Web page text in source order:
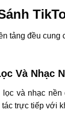
tảng đều
Và Nhạc
và nhạc
trực tiếp với